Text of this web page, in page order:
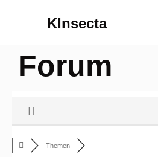
KInsecta
Forum
Themen